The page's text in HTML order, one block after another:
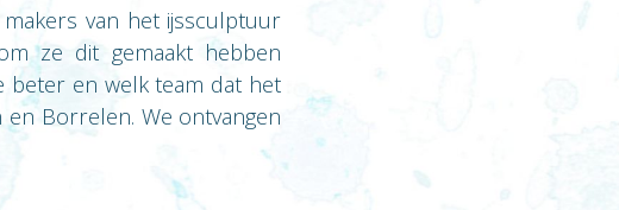
van het ijssculptuur
ze dit gemaakt hebben
beter en welk team dat het
Borrelen. We ontvangen